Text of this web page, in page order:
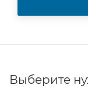
Выберите